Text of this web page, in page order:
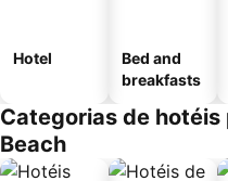
Hotel
Bed and
breakfasts
Categorias de hotéis
Beach